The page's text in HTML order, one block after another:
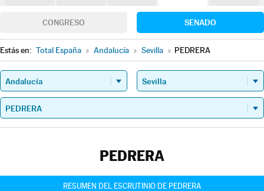
CONGRESO SENADO
Estás en: Total España » Andalucía » Sevilla » PEDRERA
PEDRERA
RESUMEN DEL ESCRUTINIO DE PEDRERA